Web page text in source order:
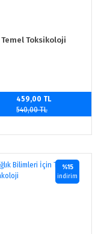
Temel Toksikoloji
459,00 TL
540,00 TL
%15
indirim